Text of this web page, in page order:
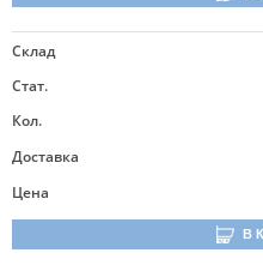
Склад
Стат.
Кол.
Доставка
Цена
В